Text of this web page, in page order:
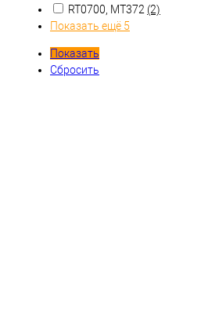
RT0700, MT372 (2)
Показать ещё 5
Показать
Сбросить